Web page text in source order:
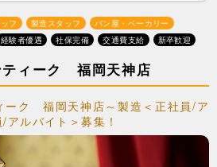
フ 製造スタッフ
パン屋・ベーカリー
経験者優遇 社保完備 交通費支給 新卒歓迎
ティーク 福岡天神店
ーク 福岡天神店～製造＜正社員/ア
ルバイト＞募集！